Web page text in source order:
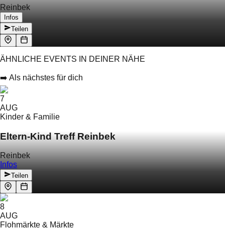
Reinbek
Infos
Teilen
ÄHNLICHE EVENTS IN DEINER NÄHE
➡️ Als nächstes für dich
7
AUG
Kinder & Familie
Eltern-Kind Treff Reinbek
Reinbek
Infos
Teilen
8
AUG
Flohmärkte & Märkte